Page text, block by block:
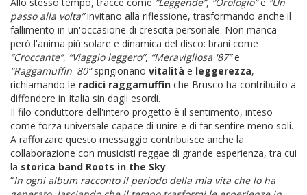
passo alla volta”invitano alla riflessione, trasformando anche il
fallimento in un'occasione di crescita personale. Non manca
però l'anima più solare e dinamica del disco: brani come
“Croccante”, “Viaggio leggero”, “Meravigliosa '87”e
“Raggamuffin '80”sprigionano vitalità e leggerezza,
richiamando le radici raggamuffin che Brusco ha contribuito a
diffondere in Italia sin dagli esordi.
Il filo conduttore dell'intero progetto è il sentimento, inteso
come forza universale capace di unire e di far sentire meno soli.
A rafforzare questo messaggio contribuisce anche la
collaborazione con musicisti reggae di grande esperienza, tra cui
la storica band Roots in the Sky.
“In ogni album racconto il periodo della mia vita che lo ha